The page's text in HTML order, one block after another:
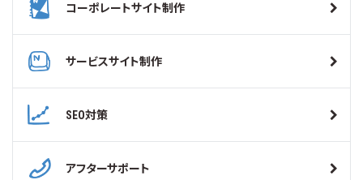
コーポレートサイト制作
サービスサイト制作
SEO対策
アフターサポート